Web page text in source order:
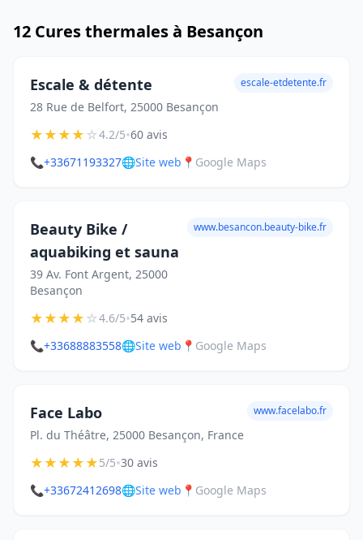
12 Cures thermales à Besançon
Escale & détente
28 Rue de Belfort, 25000 Besançon
escale-etdetente.fr
★★★★☆4.2/5•60 avis
📞+33671193327🌐Site web 📍 Google Maps
Beauty Bike /
aquabiking et sauna
39 Av. Font Argent, 25000
Besançon
www.besancon.beauty-bike.fr
★★★★☆4.6/5•54 avis
📞+33688883558🌐Site web 📍 Google Maps
Face Labo
Pl. du Théâtre, 25000 Besançon, France
www.facelabo.fr
★★★★★5/5•30 avis
📞+33672412698🌐Site web 📍 Google Maps